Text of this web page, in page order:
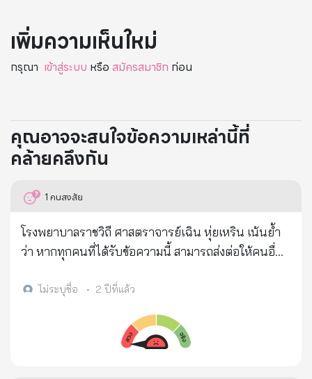
เพิ่มความเห็นใหม่
กรุณา เข้าสู่ระบบ หรือ สมัครสมาชิก ก่อน
คุณอาจจะสนใจข้อความเหล่านี้ที่
คล้ายคลึงกัน
1 คนสงสัย
โรงพยาบาลราชวิถี ศาสตราจารย์เฉิน หุ่ยเหริน เน้นย้ำ
ว่า หากทุกคนที่ได้รับข้อความนี้ สามารถส่งต่อให้คนอื่น
ช่วยชีวิต... ฉันได้ทำส่วนของฉันแล้ว หวังว่าคุณจะช่วยทำ
ช่วยชีวิตคุณได้ตลอดไป 🍋 ถึงจะยุ่งแค่ไหนก็ต้องดู แล้ว
บอกคนอื่น ส่งต่อความรักออกไป! 🍋 น้ำมะนาวร้อน -
ไม่ระบุชื่อ • 2 ปีที่แล้ว